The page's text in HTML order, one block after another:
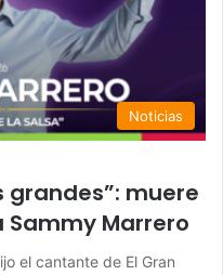
Noticias
grandes”: muere
Marrero
el cantante de El Gran